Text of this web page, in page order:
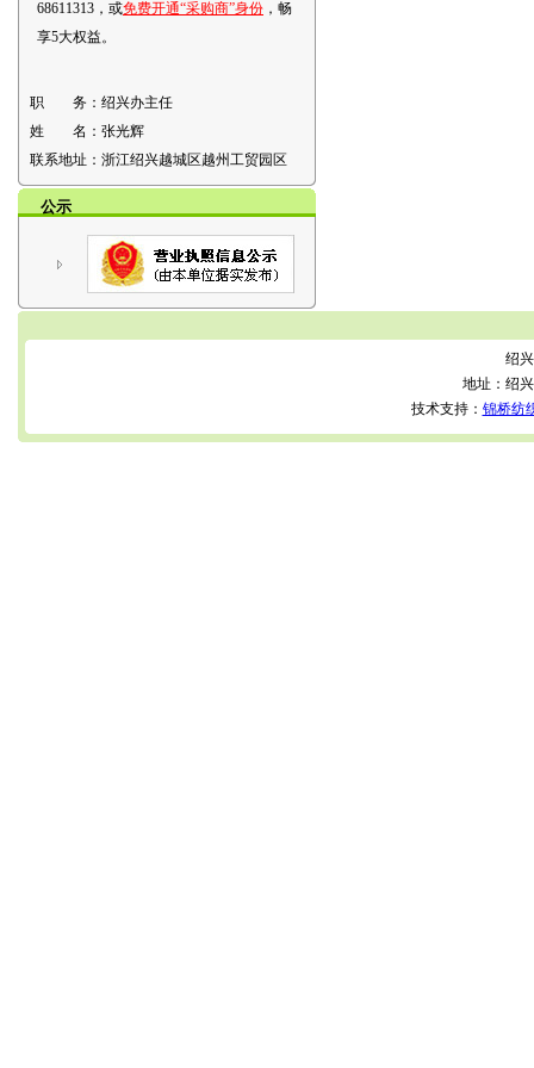
68611313，或免费开通“采购商”身份 ，畅
享5大权益。
职 务： 绍兴办主任
姓 名： 张光辉
联系地址： 浙江绍兴越城区越州工贸园区
公示
绍
地址：绍
技术支持： 锦桥纺